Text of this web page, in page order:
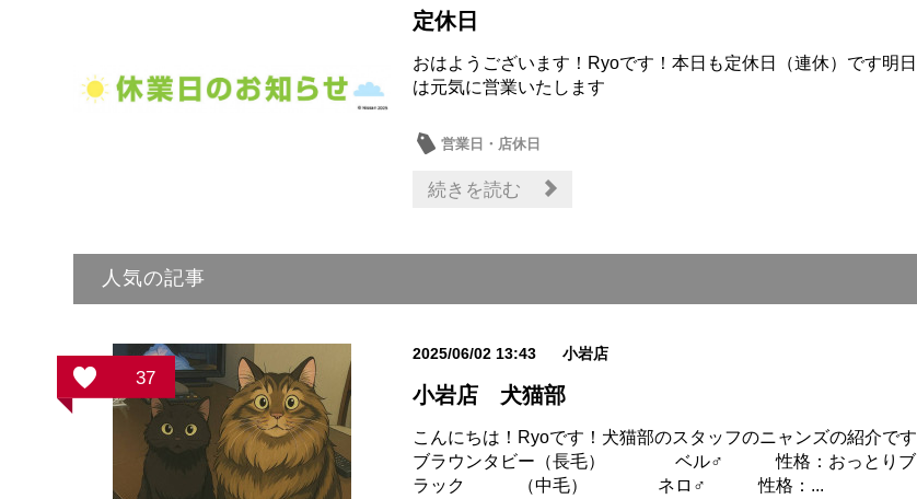
定休日
おはようございます！Ryoです！本日も定休日（連休）です明日
は元気に営業いたします
営業日・店休日
続きを読む
人気の記事
37
2025/06/02 13:43 小岩店
小岩店 犬猫部
こんにちは！Ryoです！犬猫部のスタッフのニャンズの紹介です
ブラウンタビー（長毛） ベル♂ 性格：おっとりブ
ラック （中毛） ネロ♂ 性格：...